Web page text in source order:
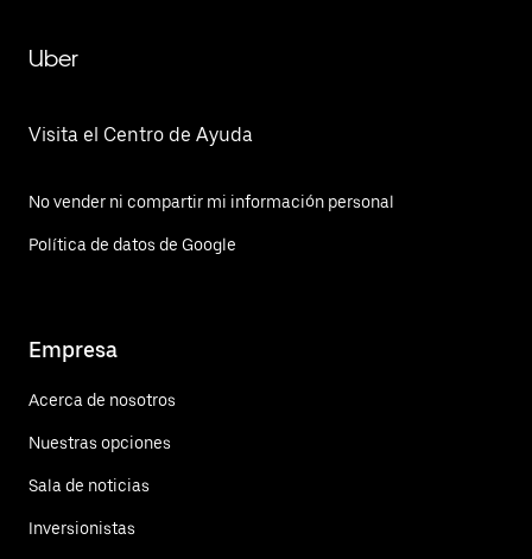
Uber
Visita el Centro de Ayuda
No vender ni compartir mi información personal
Política de datos de Google
Empresa
Acerca de nosotros
Nuestras opciones
Sala de noticias
Inversionistas